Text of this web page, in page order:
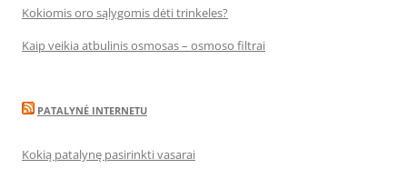
Kokiomis oro sąlygomis dėti trinkeles?
Kaip veikia atbulinis osmosas – osmoso filtrai
PATALYNĖ INTERNETU
Kokią patalynę pasirinkti vasarai